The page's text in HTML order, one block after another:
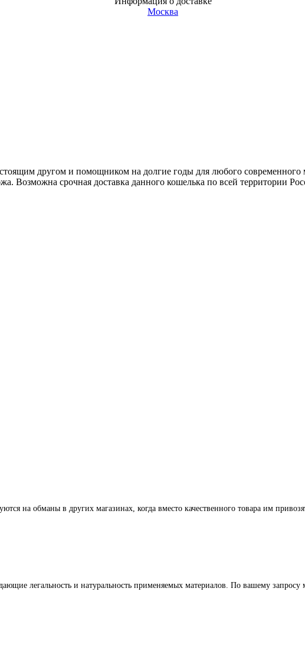
Москва
другом и помощником на долгие годы для любого
Возможна срочная доставка данного кошелька по всей территории
на обманы в других магазинах, когда вместо качественного товара им
легальность и натуральность применяемых материалов. По вашему